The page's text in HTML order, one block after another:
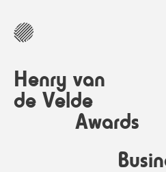
Henry van
de Velde
Awards